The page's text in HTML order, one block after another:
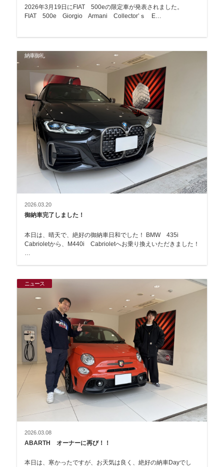
2026年3月19日にFIAT 500eの限定車が発表されました。
FIAT 500e Giorgio Armani Collector’ｓ E…
納車御礼
2026.03.20
御納車完了しました！
本日は、晴天で、絶好の御納車日和でした！ BMW 435i
Cabrioletから、M440i Cabrioletへお乗り換えいただきました！
ニュース
2026.03.08
ABARTH オーナーに再び！！
本日は、寒かったですが、お天気は良く、絶好の納車Dayでし